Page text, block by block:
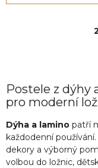
Postele z dýhy
pro moderní
Dýha a lamino patří
každodenní
dekory a výborný
volbou do ložnic,